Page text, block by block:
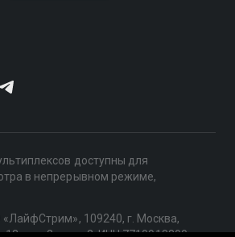
доступны для
в непрерывном режиме,
109240, г. Москва,